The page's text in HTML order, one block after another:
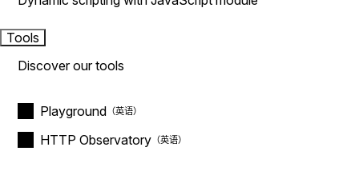
Tools
Discover our tools
Playground
HTTP Observatory